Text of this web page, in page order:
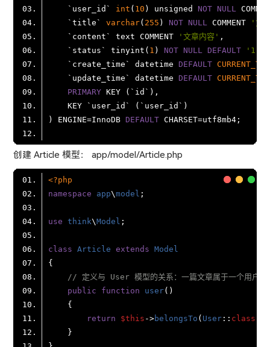
    `user_id`
int ( 10 ) unsigned NOT NULL
    `title`
varchar( 255 ) NOT NULL COMMENT
'文
    `content` text COMMENT
'文章内容'
    `status` tinyint(
1 ) NOT NULL DEFAULT '1'
    `create_time` datetime
DEFAULT
    `update_time` datetime
DEFAULT
PRIMARY
) ENGINE=InnoDB DEFAULT CHARSET=
创建 Article 模型： app/model/Article.php
<?php
namespace
app\model
use think\Model
class Article extends Model
// 定义与 User 模型的关系：一篇文章属于一个用户
public
function user(
return
$this ->belongsTo ( User:: class